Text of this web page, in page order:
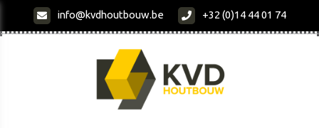
info@kvdhoutbouw.be +32 (0)14 44 01 74